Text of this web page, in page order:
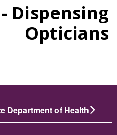
Dispensing
Opticians
Department of Health